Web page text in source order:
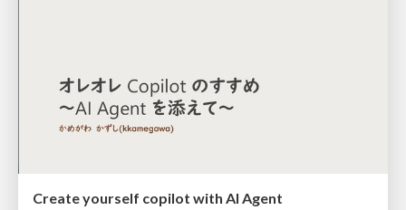
Create yourself copilot with AI Agent